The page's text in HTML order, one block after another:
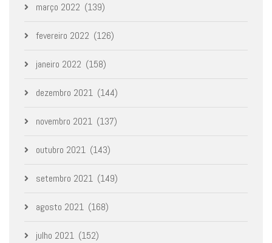
março 2022 (139)
fevereiro 2022 (126)
janeiro 2022 (158)
dezembro 2021 (144)
novembro 2021 (137)
outubro 2021 (143)
setembro 2021 (149)
agosto 2021 (168)
julho 2021 (152)